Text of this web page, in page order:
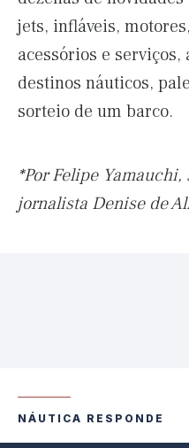
jets, infláveis,
acessórios e
destinos náuticos,
sorteio de um barco.
*Por Felipe
jornalista Denise de
NÁUTICA RESPONDE